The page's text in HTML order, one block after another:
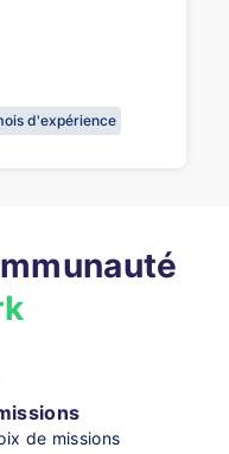
d'expérience
de missions